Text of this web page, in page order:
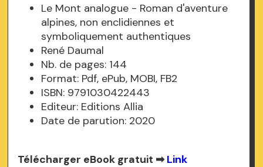
Le Mont analogue - Roman d'aventure
alpines, non enclidiennes et
symboliquement authentiques
René Daumal
Nb. de pages: 144
Format: Pdf, ePub, MOBI, FB2
ISBN: 9791030422443
Editeur: Editions Allia
Date de parution: 2020
Télécharger eBook gratuit ➡Link